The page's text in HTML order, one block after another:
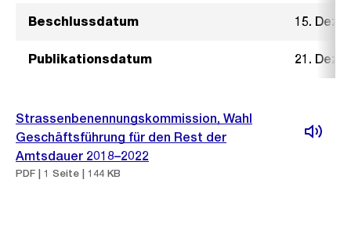
Beschlussdatum 15.
Publikationsdatum 21.
Strassenbenennungskommission, Wahl
Geschäftsführung für den Rest der
Amtsdauer 2018–2022
PDF | 1 Seite | 144 KB